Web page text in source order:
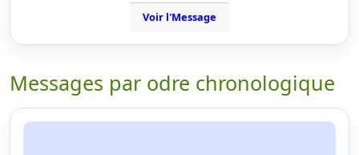
Voir l'Message
Messages par odre chronologique